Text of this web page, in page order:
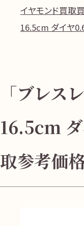
イヤモンド買取
16.5cm ダイヤ
「ブレス
16.5cm
取参考価